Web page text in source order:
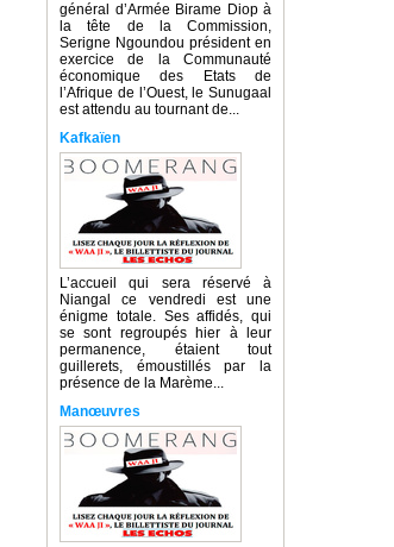
général d’Armée Birame Diop à
la tête de la Commission,
Serigne Ngoundou président en
exercice de la Communauté
économique des Etats de
l’Afrique de l’Ouest, le Sunugaal
est attendu au tournant de...
Kafkaïen
L’accueil qui sera réservé à
Niangal ce vendredi est une
énigme totale. Ses affidés, qui
se sont regroupés hier à leur
permanence, étaient tout
guillerets, émoustillés par la
présence de la Marème...
Manœuvres